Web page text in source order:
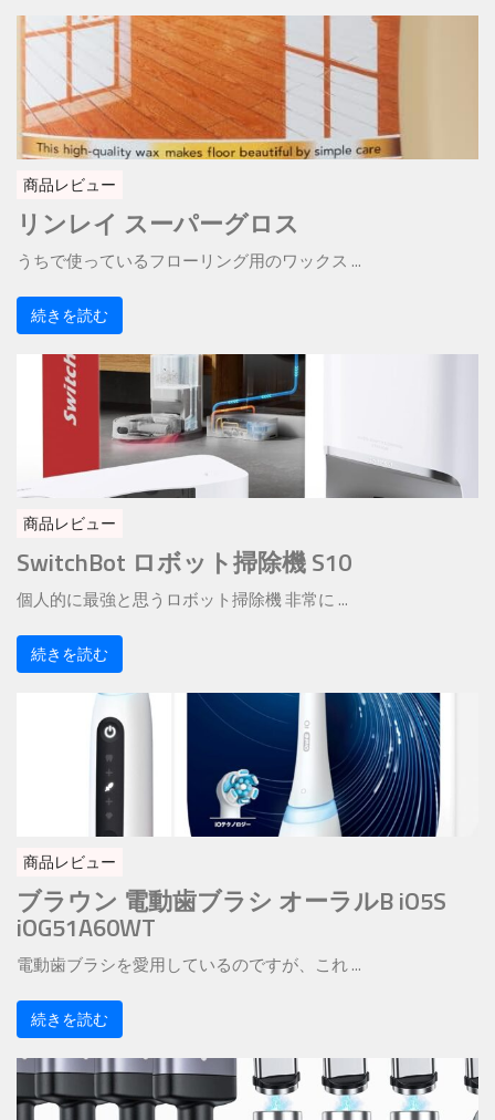
商品レビュー
リンレイ スーパーグロス
うちで使っているフローリング用のワックス ...
続きを読む
商品レビュー
SwitchBot ロボット掃除機 S10
個人的に最強と思うロボット掃除機 非常に ...
続きを読む
商品レビュー
ブラウン 電動歯ブラシ オーラルB iO5S
iOG51A60WT
電動歯ブラシを愛用しているのですが、これ ...
続きを読む